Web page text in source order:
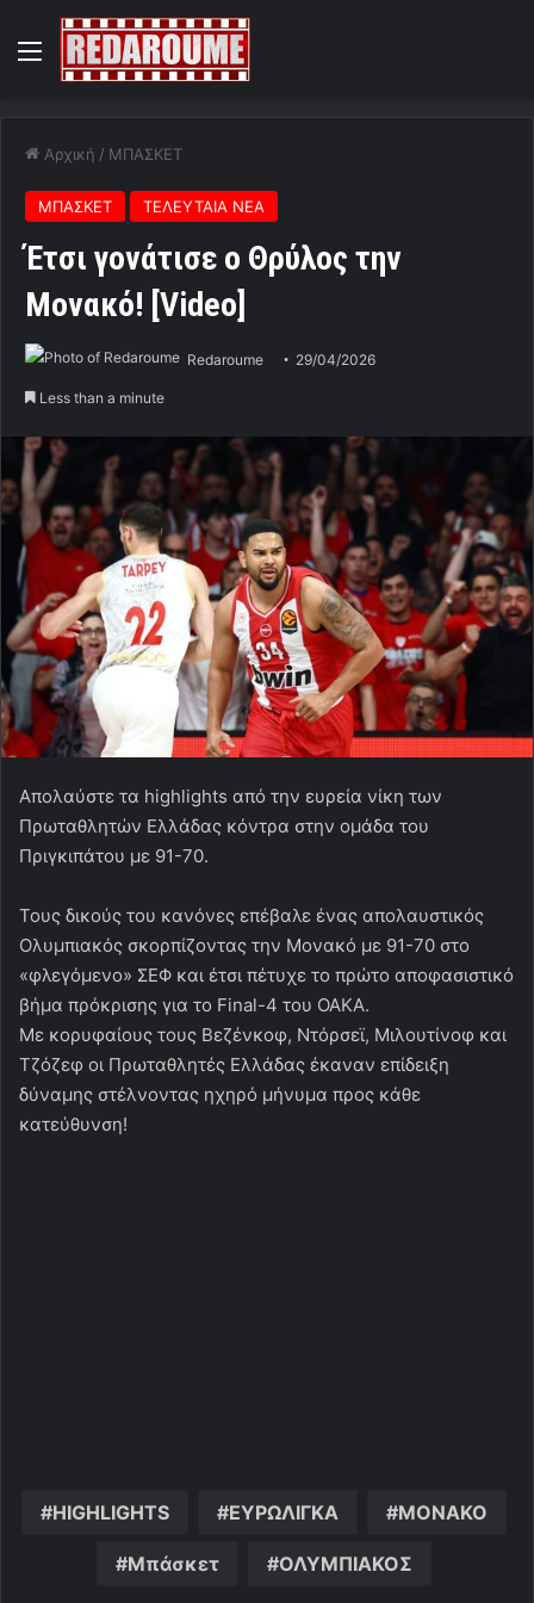
Menu
Αρχική / ΜΠΑΣΚΕΤ
ΜΠΑΣΚΕΤ ΤΕΛΕΥΤΑΙΑ ΝΕΑ
Έτσι γονάτισε ο Θρύλος την
Μονακό! [Video]
Redaroume 29/04/2026
Less than a minute
Απολαύστε τα highlights από την ευρεία νίκη των
Πρωταθλητών Ελλάδας κόντρα στην ομάδα του
Πριγκιπάτου με 91-70.
Τους δικούς του κανόνες επέβαλε ένας απολαυστικός
Ολυμπιακός σκορπίζοντας την Μονακό με 91-70 στο
«φλεγόμενο» ΣΕΦ και έτσι πέτυχε το πρώτο αποφασιστικό
βήμα πρόκρισης για το Final-4 του ΟΑΚΑ.
Με κορυφαίους τους Βεζένκοφ, Ντόρσεϊ, Μιλουτίνοφ και
Τζόζεφ οι Πρωταθλητές Ελλάδας έκαναν επίδειξη
δύναμης στέλνοντας ηχηρό μήνυμα προς κάθε
κατεύθυνση!
HIGHLIGHTS ΕΥΡΩΛΙΓΚΑ ΜΟΝΑΚΟ
Μπάσκετ ΟΛΥΜΠΙΑΚΟΣ